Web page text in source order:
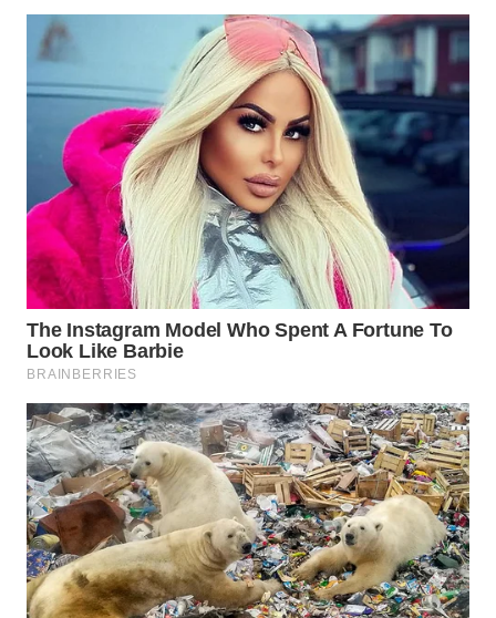
WN
BORNEO
Wahana
Media
Group
WAHANA
NEWS
WAHANA
TANI
WAHANA
ADVOKAT
WAHANA
INFRASTRUKTUR